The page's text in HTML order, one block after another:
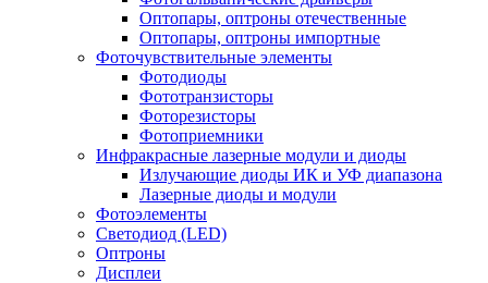
Оптопары, оптроны отечественные
Оптопары, оптроны импортные
Фоточувствительные элементы
Фотодиоды
Фототранзисторы
Фоторезисторы
Фотоприемники
Инфракрасные лазерные модули и диоды
Излучающие диоды ИК и УФ диапазона
Лазерные диоды и модули
Фотоэлементы
Светодиод (LED)
Оптроны
Дисплеи